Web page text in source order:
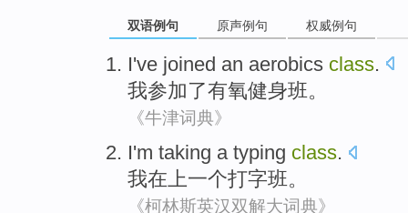
双语例句 原声例句 权威例句
I've joined an aerobics class.
我参加了有氧健身班。
《牛津词典》
I'm taking a typing class.
我在上一个打字班。
《柯林斯英汉双解大词典》